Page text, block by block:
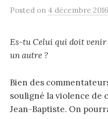
Posted on 4 décembre 2016
Es-tu Celui qui doit venir
un autre ?
Bien des
souligné la violence de
Jean-Baptiste. On